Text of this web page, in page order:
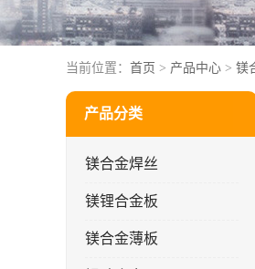
当前位置： 首页 > 产品中心 > 镁
产品分类
镁合金焊丝
镁锂合金板
镁合金薄板